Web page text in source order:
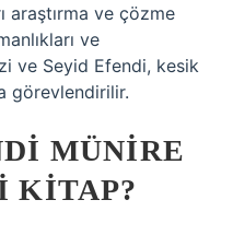
araştırma ve çözme
ve
ve Seyid Efendi, kesik
görevlendirilir.
MÜNIRE
KITAP?